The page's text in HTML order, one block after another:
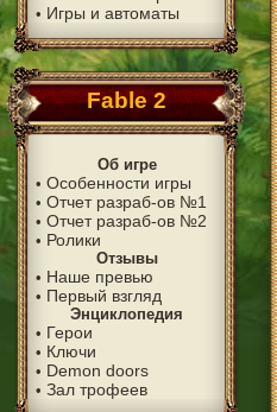
• Игры и автоматы
Fable 2
Об игре
• Особенности игры
• Отчет разраб-ов №1
• Отчет разраб-ов №2
• Ролики
Отзывы
• Наше превью
• Первый взгляд
Энциклопедия
• Герои
• Ключи
• Demon doors
• Зал трофеев